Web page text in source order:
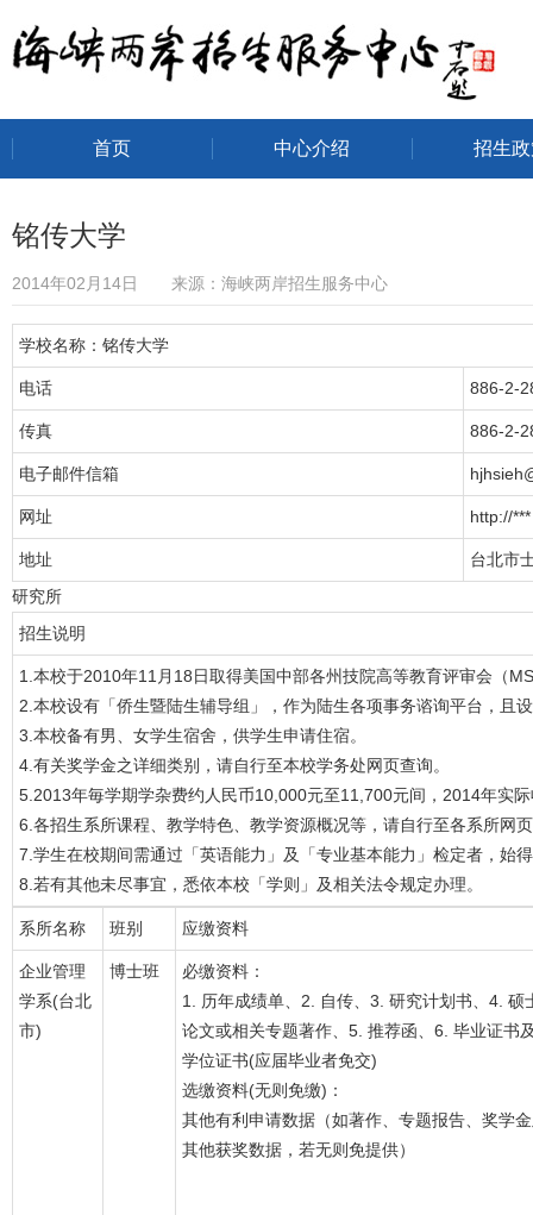
海峡两岸招生服务中心
首页 中心介绍 招生
铭传大学
2014年02月14日 来源：海峡两岸招生服务中心
学校名称：铭传大学
电话 886-2-
传真 886-2-
电子邮件信箱
网址 http://***
地址
台北市
研究所
招生说明
1.本校于2010年11月18日取得美国中部各州技院高等教育评审会（
2.本校设有「侨生暨陆生辅导组」，作为陆生各项事务谘询平台，且
3.本校备有男、女学生宿舍，供学生申请住宿。
4.有关奖学金之详细类别，请自行至本校学务处网页查询。
5.2013年毎学期学杂费约人民币10,000元至11,700元间，2014年实
6.各招生系所课程、教学特色、教学资源概况等，请自行至各系所网
7.学生在校期间需通过「英语能力」及「专业基本能力」检定者，始
8.若有其他未尽事宜，悉依本校「学则」及相关法令规定办理。
系所名称 班别 应缴资料
企业管理
学系(台北
市)
博士班
必缴资料：
1. 历年成绩单、2. 自传、3. 研究计划书、4. 硕
论文或相关专题著作、5. 推荐函、6. 毕业证书
学位证书(应届毕业者免交)
选缴资料(无则免缴)：
其他有利申请数据（如著作、专题报告、奖学
其他获奖数据，若无则免提供）